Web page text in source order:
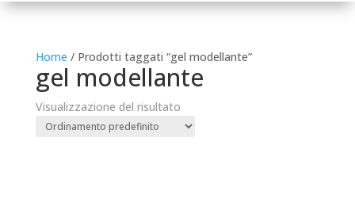
Home / Prodotti taggati “gel modellante”
gel modellante
Visualizzazione del risultato